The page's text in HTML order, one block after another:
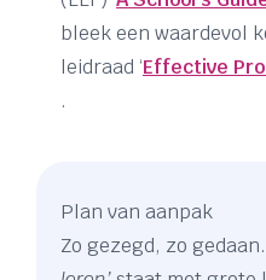
bleek een waardevol
leidraad ‘Effective
.
Plan van aanpak
Zo gezegd, zo gedaan.